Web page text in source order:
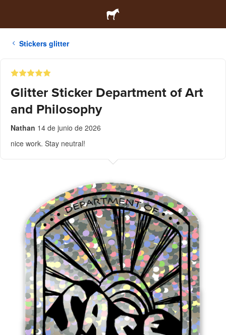
Stickers glitter
Glitter Sticker Department of Art
and Philosophy
Nathan 14 de junio de 2026
nice work. Stay neutral!